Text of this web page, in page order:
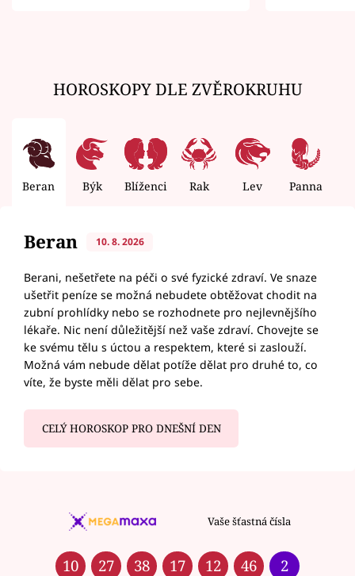
HOROSKOPY DLE ZVĚROKRUHU
Beran Býk Blíženci Rak Lev Panna
Beran 10. 8. 2026
Berani, nešetřete na péči o své fyzické zdraví. Ve snaze
ušetřit peníze se možná nebudete obtěžovat chodit na
zubní prohlídky nebo se rozhodnete pro nejlevnějšího
lékaře. Nic není důležitější než vaše zdraví. Chovejte se
ke svému tělu s úctou a respektem, které si zaslouží.
Možná vám nebude dělat potíže dělat pro druhé to, co
víte, že byste měli dělat pro sebe.
CELÝ HOROSKOP PRO DNEŠNÍ DEN
Vaše šťastná čísla
10 27 38 17 12 46 2